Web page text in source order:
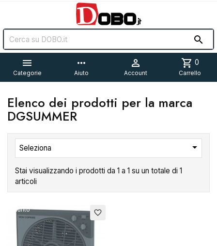


Categorie
more_horiz
Aiuto

Account
shopping_cart 0
Carrello
Elenco dei prodotti per la marca
DGSUMMER
Seleziona 
Stai visualizzando i prodotti da 1 a 1 su un totale di 1
articoli
Esaurito favorite_border